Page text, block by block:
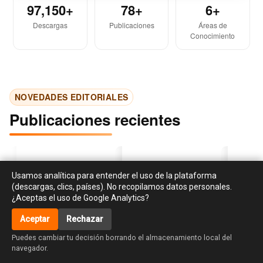
Usamos analítica para entender el uso de la plataforma
(descargas, clics, países). No recopilamos datos personales.
¿Aceptas el uso de Google Analytics?
Aceptar Rechazar
Puedes cambiar tu decisión borrando el almacenamiento local del
navegador.
97,150+
Descargas
78+
Publicaciones
6+
Áreas de
Conocimiento
NOVEDADES EDITORIALES
Publicaciones recientes
Investigación en
responsabilidad social y
sostenibilidad:
Libro de cocina para el
‹